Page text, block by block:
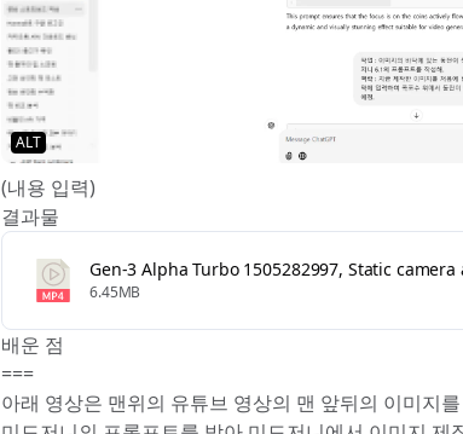
ALT
(내용 입력)
결과물
6.45MB
배운 점
‎===
아래 영상은 맨위의 유튜브 영상의 맨 앞뒤의 이미지